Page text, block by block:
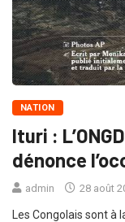
NATION
Ituri :
dénonce
admin 28 août
Les Congolais sont